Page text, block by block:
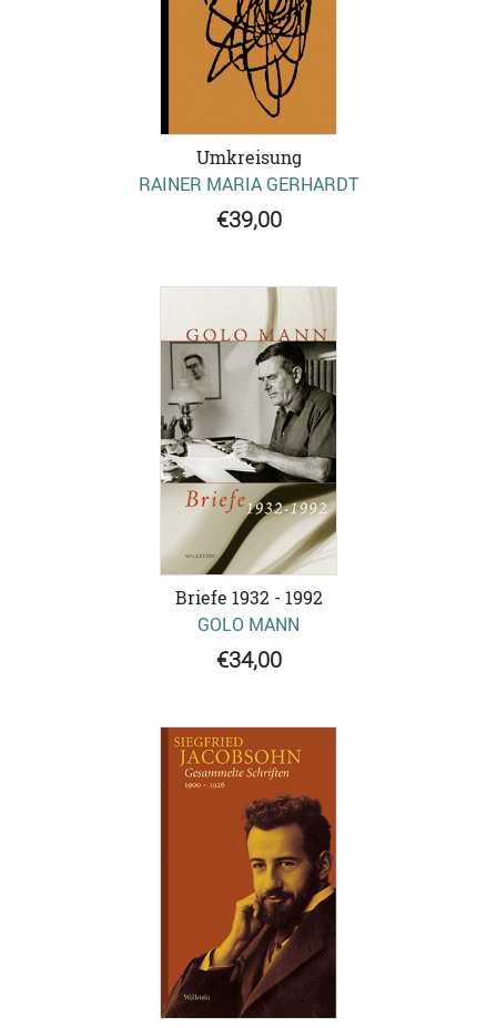
Umkreisung
RAINER MARIA GERHARDT
€39,00
Briefe 1932 - 1992
GOLO MANN
€34,00